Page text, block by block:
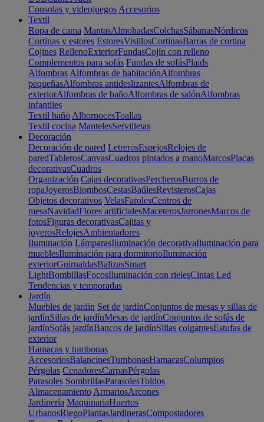
Consolas y videojuegos Accesorios
Textil
Ropa de cama MantasAlmohadasColchasSábanasNórdicos
Cortinas y estores EstoresVisillosCortinasBarras de cortina
Cojines RellenoExteriorFundasCojín con relleno
Complementos para sofás Fundas de sofásPlaids
Alfombras Alfombras de habitaciónAlfombras
pequeñasAlfombras antideslizantesAlfombras de
exteriorAlfombras de bañoAlfombras de salónAlfombras
infantiles
Textil baño AlbornocesToallas
Textil cocina MantelesServilletas
Decoración
Decoración de pared LetrerosEspejosRelojes de
paredTablerosCanvasCuadros pintados a manoMarcosPlacas
decorativasCuadros
Organización Cajas decorativasPercherosBurros de
ropaJoyerosBiombosCestasBaúlesRevisterosCajas
Objetos decorativos VelasFarolesCentros de
mesaNavidadFlores artificialesMaceterosJarronesMarcos de
fotosFiguras decorativasCajitas y
joyerosRelojesAmbientadores
Iluminación LámparasIluminación decorativaIluminación para
mueblesIluminación para dormitorioIluminación
exteriorGuirnaldasBalizasSmart
LightBombillasFocosIluminación con rielesCintas Led
Tendencias y temporadas
Jardín
Muebles de jardín Set de jardínConjuntos de mesas y sillas de
jardínSillas de jardínMesas de jardínConjuntos de sofás de
jardínSofás jardínBancos de jardínSillas colgantesEstufas de
exterior
Hamacas y tumbonas
AccesoriosBalancinesTumbonasHamacasColumpios
Pérgolas CenadoresCarpasPérgolas
Parasoles SombrillasParasolesToldos
Almacenamiento ArmariosArcones
Jardinería MaquinariaHuertos
UrbanosRiegoPlantasJardinerasCompostadores